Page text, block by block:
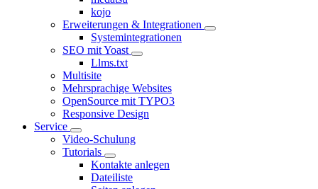
kojo
Erweiterungen & Integrationen
Systemintegrationen
SEO mit Yoast
Llms.txt
Multisite
Mehrsprachige Websites
OpenSource mit TYPO3
Responsive Design
Service
Video-Schulung
Tutorials
Kontakte anlegen
Dateiliste